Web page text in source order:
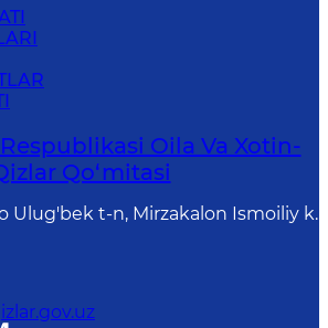
Oila Va Xotin-
Qo‘mitasi
Ulug'bek t-n, Mirzakalon Ismoiliy k.